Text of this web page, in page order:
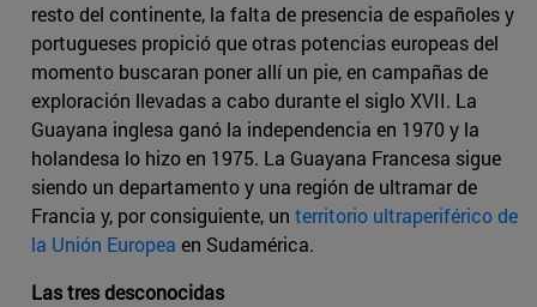
resto del continente, la falta de presencia de españoles y
portugueses propició que otras potencias europeas del
momento buscaran poner allí un pie, en campañas de
exploración llevadas a cabo durante el siglo XVII. La
Guayana inglesa ganó la independencia en 1970 y la
holandesa lo hizo en 1975. La Guayana Francesa sigue
siendo un departamento y una región de ultramar de
Francia y, por consiguiente, un territorio ultraperiférico de
la Unión Europea en Sudamérica.
Las tres desconocidas